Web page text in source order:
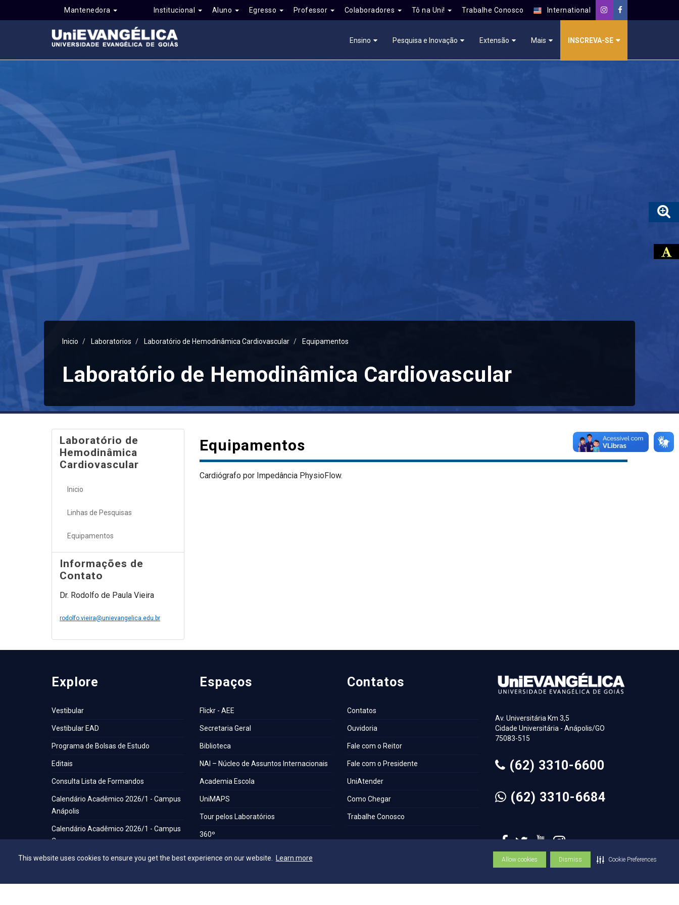
This website uses cookies to ensure you get the best experience on our website. Learn more Allow cookies Dismiss Cookie Preferences
Mantenedora Institucional Aluno Egresso Professor Colaboradores Tô na Uni! Trabalhe Conosco International
Ensino Pesquisa e Inovação Extensão Mais INSCREVA-SE
Inicio Laboratorios Laboratório de Hemodinâmica Cardiovascular Equipamentos
Laboratório de Hemodinâmica Cardiovascular
Laboratório de
Hemodinâmica
Cardiovascular
Inicio
Linhas de Pesquisas
Equipamentos
Informações de
Contato
Dr. Rodolfo de Paula Vieira
rodolfo.vieira@unievangelica.edu.br
Equipamentos
Cardiógrafo por Impedância PhysioFlow.
Explore
Vestibular
Vestibular EAD
Programa de Bolsas de Estudo
Editais
Consulta Lista de Formandos
Calendário Acadêmico 2026/1 - Campus
Anápolis
Calendário Acadêmico 2026/1 - Campus
Ceres
Calendário Acadêmico 2026/1 - Campus
Espaços
Flickr - AEE
Secretaria Geral
Biblioteca
NAI – Núcleo de Assuntos Internacionais
Academia Escola
UniMAPS
Tour pelos Laboratórios
360º
Contatos
Contatos
Ouvidoria
Fale com o Reitor
Fale com o Presidente
UniAtender
Como Chegar
Trabalhe Conosco
Av. Universitária Km 3,5
Cidade Universitária - Anápolis/GO
75083-515
(62) 3310-6600
(62) 3310-6684